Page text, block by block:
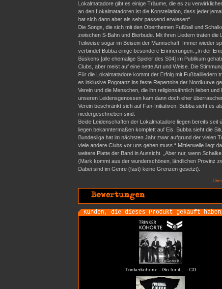
Lokalmatadore gibt es einige Träume, die es zu
an den Lokalmatadoren ist die Konstellation, dass jeder
hat sich dann aber als sehr passend erwiesen“.
Die Songs, die sich mit den Oberthemen Fußball und
zwischen S-Bahn und Bierbude. Mit ihren Liedern traten
Teilweise sogar im Beisein der Mannschaft. Immer wieder
verbindet Bubba einige besondere Erinnerungen: „In der
Büskens [alle ehemalige Spieler des S04] im Publikum
Clubs, aber meist auf eine nette Art und Weise. Die
Für die Lokalmatadore kommt der Erfolg mit Fußballliedern
es inklusive Pogotanz ins feste Repertoire der Nordkurve
Verein und die Menschen, die ihn religionsähnlich lieben
unseren Leidensgenossen kam dann doch eher
Verein beschränkt sich auf Fan-Initiativen. Bubba sieht es
niedergeschrieben sind.
Beide Leidenschaften der Lokalmatadore liegen bereits
liegen bekanntermaßen komplett auf Eis. Bubba sieht die
Bundesliga hat im nächsten Jahr zwar aufgrund der vielen
viele andere Clubs vor uns gehen muss.“ Mittlerweile liegt
weitere Platte der Band in Aussicht. „Aber nur, wenn
(Mark kommt aus der wunderschönen, ländlichen Provinz
Dabei sind im Genre (fast) keine Grenzen gesetzt).
Kunden, die dieses Produkt gekauft
Trinkerkohorte - Go for it... - CD